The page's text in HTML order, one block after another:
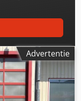
Advertentie